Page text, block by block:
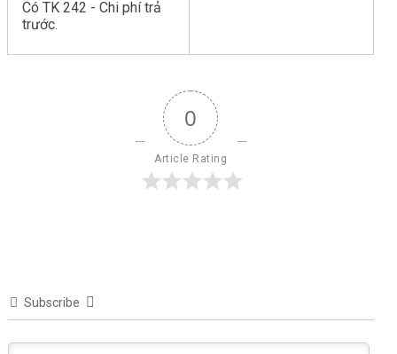
Có TK 242 - Chi phí trả
trước.
0
Article Rating
Subscribe